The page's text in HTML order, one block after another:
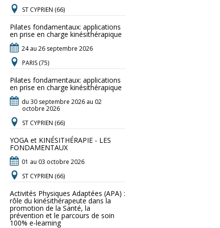
ST CYPRIEN (66)
Pilates fondamentaux: applications
en prise en charge kinésithérapique
24 au 26 septembre 2026
PARIS (75)
Pilates fondamentaux: applications
en prise en charge kinésithérapique
du 30 septembre 2026 au 02
octobre 2026
ST CYPRIEN (66)
YOGA et KINÉSITHÉRAPIE - LES
FONDAMENTAUX
01 au 03 octobre 2026
ST CYPRIEN (66)
Activités Physiques Adaptées (APA) :
rôle du kinésithérapeute dans la
promotion de la Santé, la
prévention et le parcours de soin
100% e-learning